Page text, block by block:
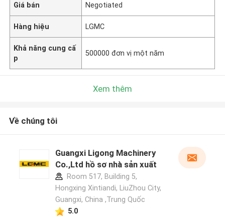
Giá bán Negotiated
Hàng hiệu LGMC
Khả năng cung cấ
p
500000 đơn vị một năm
Xem thêm
Về chúng tôi
Guangxi Ligong Machinery
Co.,Ltd hồ sơ nhà sản xuất
Room 517, Building 5,
Hongxing Xintiandi, LiuZhou City,
Guangxi, China ,Trung Quốc
5.0